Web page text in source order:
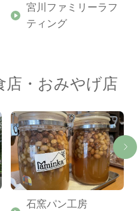
宮川ファミリーラフ
ティング
店・おみやげ店
石窯パン工房